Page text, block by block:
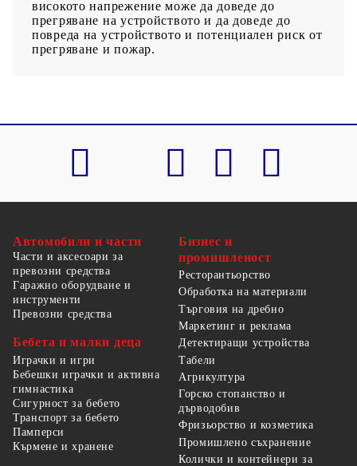
високото напрежение може да доведе до
прегряване на устройството и да доведе до
повреда на устройството и потенциален риск от
прегряване и пожар.
Автомобили и части
Части и аксесоари за
превозни средства
Гаражно оборудване и
инструменти
Превозни средства
Бебета и малки деца
Играчки и игри
Бебешки играчки и активна
гимнастика
Сигурност за бебето
Транспорт за бебето
Памперси
Кърмене и хранене
Бизнес и
промишленост
Ресторантьорство
Обработка на материали
Търговия на дребно
Маркетинг и реклама
Детектиращи устройства
Табели
Агрикултура
Горско стопанство и
дърводобив
Фризьорство и козметика
Промишлено съхранение
Колички и контейнери за